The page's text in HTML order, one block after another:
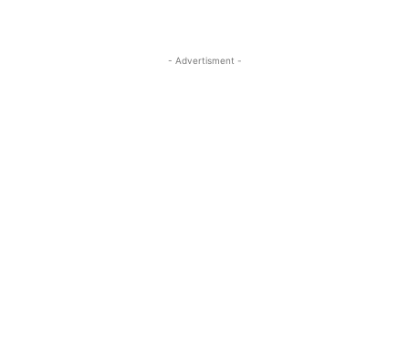
- Advertisment -